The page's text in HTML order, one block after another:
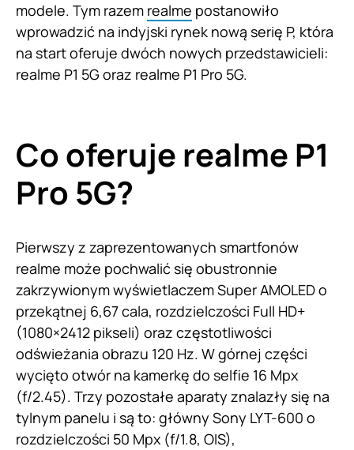
modele. Tym razem realme postanowiło
wprowadzić na indyjski rynek nową serię P, która
na start oferuje dwóch nowych przedstawicieli:
realme P1 5G oraz realme P1 Pro 5G.
Co oferuje realme P1
Pro 5G?
Pierwszy z zaprezentowanych smartfonów
realme może pochwalić się obustronnie
zakrzywionym wyświetlaczem Super AMOLED o
przekątnej 6,67 cala, rozdzielczości Full HD+
(1080×2412 pikseli) oraz częstotliwości
odświeżania obrazu 120 Hz. W górnej części
wycięto otwór na kamerkę do selfie 16 Mpx
(f/2.45). Trzy pozostałe aparaty znalazły się na
tylnym panelu i są to: główny Sony LYT-600 o
rozdzielczości 50 Mpx (f/1.8, OIS),